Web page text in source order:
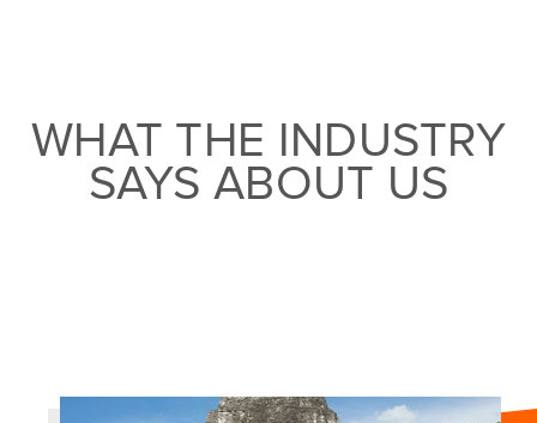
WHAT THE INDUSTRY
SAYS ABOUT US